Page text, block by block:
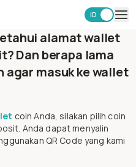
EN
ID
Reku
alamat wallet
Dan berapa lama
agar masuk ke wallet
coin Anda, silakan pilih coin
Anda dapat menyalin
QR Code yang kami